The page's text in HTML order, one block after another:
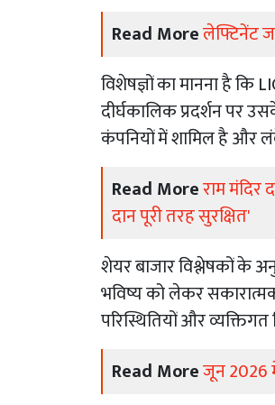
Read Moreलेफ्टिनेंट
विशेषज्ञों का मानना है
दीर्घकालिक प्रदर्शन पर
कंपनियों में शामिल है और
Read Moreराम मंदिर
दान पूरी तरह सुरक्षित'
शेयर बाजार विश्लेषकों के
भविष्य को लेकर
परिस्थितियों और
Read Moreजून 2026